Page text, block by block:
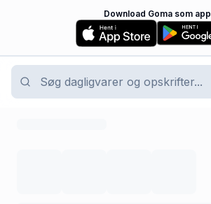
Download Goma som app